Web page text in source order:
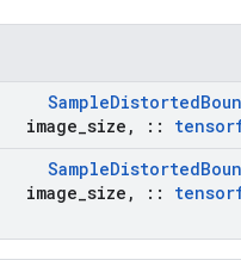
SampleDistorted
image size , ::
SampleDistorted
image size , ::